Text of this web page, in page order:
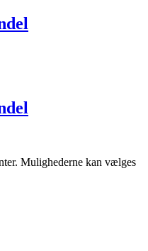
Mulighederne kan vælges